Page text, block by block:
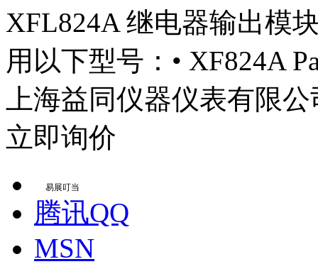
XFL824A 继电器输出模
用以下型号：• XF824A
上海益同仪器仪表有限公
立即询价
易展叮当
腾讯QQ
MSN